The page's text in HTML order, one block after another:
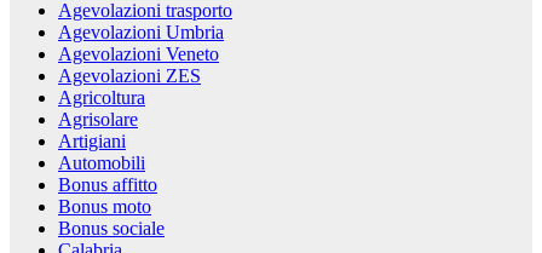
Agevolazioni trasporto
Agevolazioni Umbria
Agevolazioni Veneto
Agevolazioni ZES
Agricoltura
Agrisolare
Artigiani
Automobili
Bonus affitto
Bonus moto
Bonus sociale